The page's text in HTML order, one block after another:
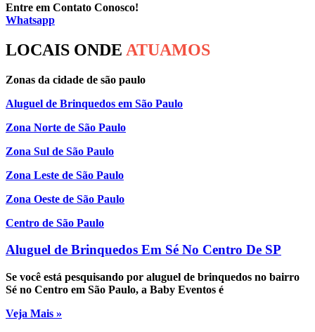
Entre em Contato Conosco!
Whatsapp
LOCAIS ONDE ATUAMOS
Zonas da cidade de são paulo
Aluguel de Brinquedos em São Paulo
Zona Norte de São Paulo
Zona Sul de São Paulo
Zona Leste de São Paulo
Zona Oeste de São Paulo
Centro de São Paulo
Aluguel de Brinquedos Em Sé No Centro De SP
Se você está pesquisando por aluguel de brinquedos no bairro
Sé no Centro em São Paulo, a Baby Eventos é
Veja Mais »